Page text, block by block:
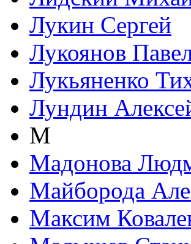
Лукин Сергей
Лукоянов
Лукьяненко
Лундин
М
Мадонова
Майборода
Максим